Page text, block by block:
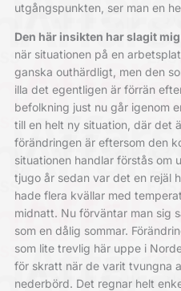
utgångspunkten, ser man en
Den här insikten har slagit mig
när situationen på en
ganska outhärdligt, men den
illa det egentligen är förrän
befolkning just nu går igenom
till en helt ny situation, där det
förändringen är eftersom den
situationen handlar förstås om
tjugo år sedan var det en rejäl
hade flera kvällar med
midnatt. Nu förväntar man sig
som en dålig sommar.
som lite trevlig här uppe i
för skratt när de varit tvungna
nederbörd. Det regnar helt